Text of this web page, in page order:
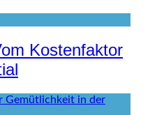
Kostenfaktor